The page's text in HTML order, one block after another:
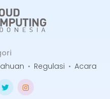
• Regulasi • Acara